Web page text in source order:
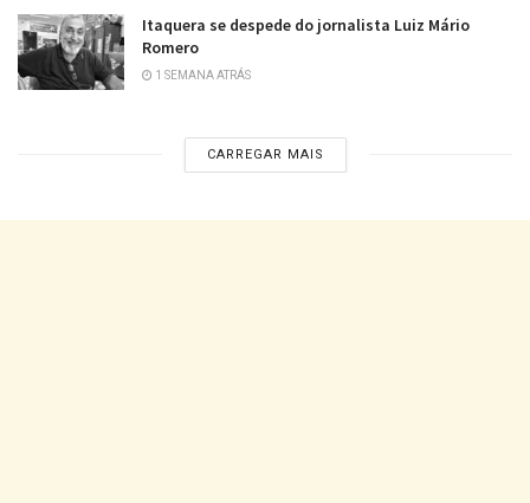
Itaquera se despede do jornalista Luiz Mário
Romero
1 SEMANA ATRÁS
CARREGAR MAIS